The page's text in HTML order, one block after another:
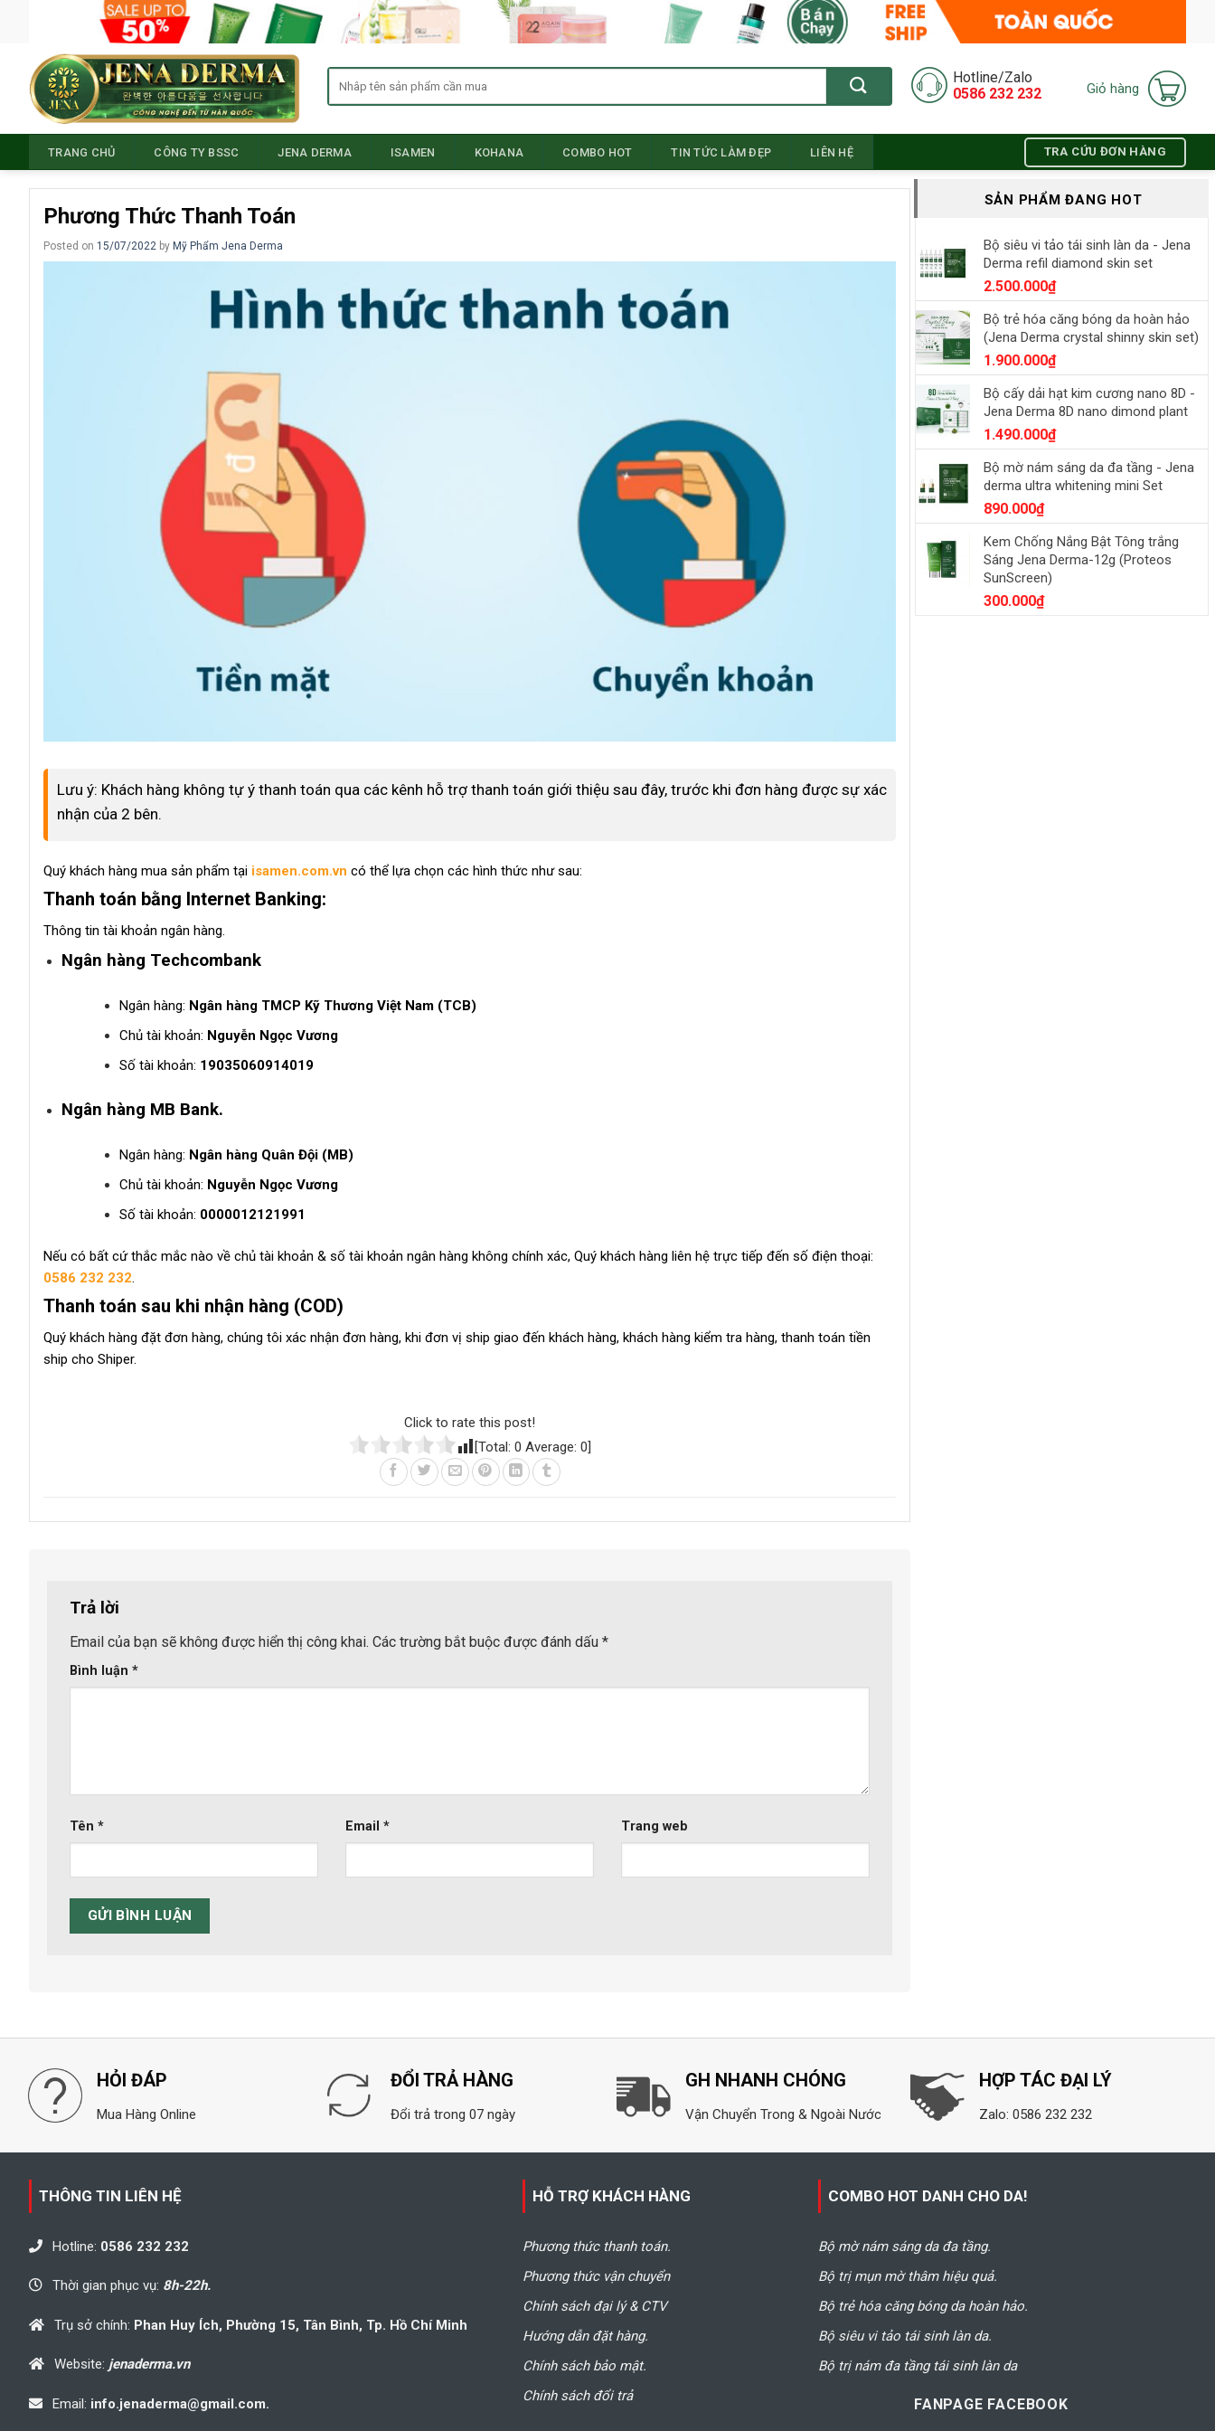
content
Tìm
Hotline/Zalo
0586 232 232
Giỏ hàng
TRANG CHỦ CÔNG TY BSSC JENA DERMA ISAMEN KOHANA COMBO HOT TIN TỨC LÀM ĐẸP LIÊN HỆ TRA CỨU ĐƠN HÀNG
Phương Thức Thanh Toán
Posted on 15/07/2022 by Mỹ Phẩm Jena Derma
Lưu ý: Khách hàng không tự ý thanh toán qua các kênh hỗ trợ thanh toán giới thiệu sau đây, trước khi đơn hàng được sự xác
nhận của 2 bên.
Quý khách hàng mua sản phẩm tại isamen.com.vn có thể lựa chọn các hình thức như sau:
Thanh toán bằng Internet Banking:
Thông tin tài khoản ngân hàng.
Ngân hàng Techcombank
Ngân hàng: Ngân hàng TMCP Kỹ Thương Việt Nam (TCB)
Chủ tài khoản: Nguyễn Ngọc Vương
Số tài khoản: 19035060914019
Ngân hàng MB Bank.
Ngân hàng: Ngân hàng Quân Đội (MB)
Chủ tài khoản: Nguyễn Ngọc Vương
Số tài khoản: 0000012121991
Nếu có bất cứ thắc mắc nào về chủ tài khoản & số tài khoản ngân hàng không chính xác, Quý khách hàng liên hệ trực tiếp đến số điện thoại:
0586 232 232.
Thanh toán sau khi nhận hàng (COD)
Quý khách hàng đặt đơn hàng, chúng tôi xác nhận đơn hàng, khi đơn vị ship giao đến khách hàng, khách hàng kiểm tra hàng, thanh toán tiền
ship cho Shiper.
Click to rate this post!
[Total: 0 Average: 0]
Trả lời
Email của bạn sẽ không được hiển thị công khai. Các trường bắt buộc được đánh dấu *
Bình luận *
Tên * Email * Trang web
SẢN PHẨM ĐANG HOT
Bộ siêu vi tảo tái sinh làn da - Jena
Derma refil diamond skin set
2.500.000₫
Bộ trẻ hóa căng bóng da hoàn hảo
(Jena Derma crystal shinny skin set)
1.900.000₫
Bộ cấy dải hạt kim cương nano 8D -
Jena Derma 8D nano dimond plant
1.490.000₫
Bộ mờ nám sáng da đa tầng - Jena
derma ultra whitening mini Set
890.000₫
Kem Chống Nắng Bật Tông trắng
Sáng Jena Derma-12g (Proteos
SunScreen)
300.000₫
HỎI ĐÁP
Mua Hàng Online
ĐỔI TRẢ HÀNG
Đổi trả trong 07 ngày
GH NHANH CHÓNG
Vận Chuyển Trong & Ngoài Nước
HỢP TÁC ĐẠI LÝ
Zalo: 0586 232 232
THÔNG TIN LIÊN HỆ
Hotline: 0586 232 232
Thời gian phục vụ: 8h-22h.
Trụ sở chính: Phan Huy Ích, Phường 15, Tân Bình, Tp. Hồ Chí Minh
Website: jenaderma.vn
Email: info.jenaderma@gmail.com.
HỖ TRỢ KHÁCH HÀNG
Phương thức thanh toán.
Phương thức vận chuyển
Chính sách đại lý & CTV
Hướng dẫn đặt hàng.
Chính sách bảo mật.
Chính sách đổi trả
COMBO HOT DANH CHO DA!
Bộ mờ nám sáng da đa tầng.
Bộ trị mụn mờ thâm hiệu quả.
Bộ trẻ hóa căng bóng da hoàn hảo.
Bộ siêu vi tảo tái sinh làn da.
Bộ trị nám đa tầng tái sinh làn da
FANPAGE FACEBOOK